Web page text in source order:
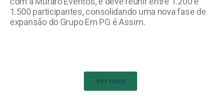
1.500 participantes, consolidando uma nova fase de
expansão do Grupo Em PG é Assim.
Ver mais